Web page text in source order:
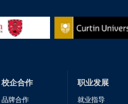
校企合作
品牌合作
职业发展
就业指导